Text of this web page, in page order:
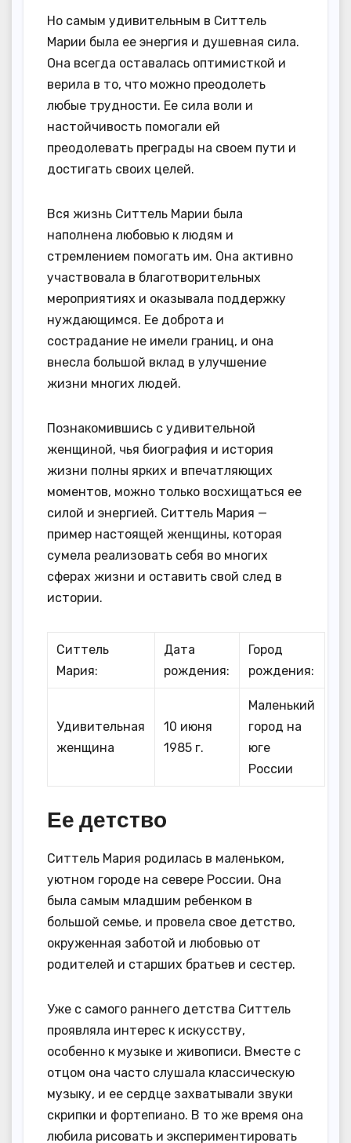
Но самым удивительным в Ситтель
Марии была ее энергия и душевная сила.
Она всегда оставалась оптимисткой и
верила в то, что можно преодолеть
любые трудности. Ее сила воли и
настойчивость помогали ей
преодолевать преграды на своем пути и
достигать своих целей.
Вся жизнь Ситтель Марии была
наполнена любовью к людям и
стремлением помогать им. Она активно
участвовала в благотворительных
мероприятиях и оказывала поддержку
нуждающимся. Ее доброта и
сострадание не имели границ, и она
внесла большой вклад в улучшение
жизни многих людей.
Познакомившись с удивительной
женщиной, чья биография и история
жизни полны ярких и впечатляющих
моментов, можно только восхищаться ее
силой и энергией. Ситтель Мария —
пример настоящей женщины, которая
сумела реализовать себя во многих
сферах жизни и оставить свой след в
истории.
Ситтель
Мария:
Дата
рождения:
Город
рождения:
Удивительная
женщина
10 июня
1985 г.
Маленький
город на
юге
России
Ее детство
Ситтель Мария родилась в маленьком,
уютном городе на севере России. Она
была самым младшим ребенком в
большой семье, и провела свое детство,
окруженная заботой и любовью от
родителей и старших братьев и сестер.
Уже с самого раннего детства Ситтель
проявляла интерес к искусству,
особенно к музыке и живописи. Вместе с
отцом она часто слушала классическую
музыку, и ее сердце захватывали звуки
скрипки и фортепиано. В то же время она
любила рисовать и экспериментировать